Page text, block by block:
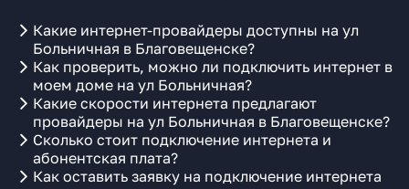
Какие интернет-провайдеры доступны на ул
Больничная в Благовещенске?
Как проверить, можно ли подключить интернет в
моем доме на ул Больничная?
Какие скорости интернета предлагают
провайдеры на ул Больничная в Благовещенске?
Сколько стоит подключение интернета и
абонентская плата?
Как оставить заявку на подключение интернета